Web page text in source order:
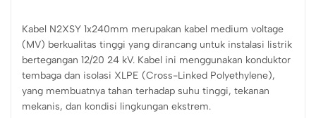
Kabel N2XSY 1x240mm merupakan kabel medium voltage
(MV) berkualitas tinggi yang dirancang untuk instalasi listrik
bertegangan 12/20 24 kV. Kabel ini menggunakan konduktor
tembaga dan isolasi XLPE (Cross-Linked Polyethylene),
yang membuatnya tahan terhadap suhu tinggi, tekanan
mekanis, dan kondisi lingkungan ekstrem.